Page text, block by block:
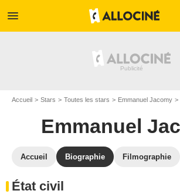
menu
Accueil Stars Toutes les stars Emmanuel Jacomy
Emmanuel
Accueil Biographie Filmographie
État civil